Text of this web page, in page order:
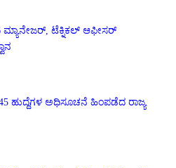
ಮ್ಯಾನೇಜರ್, ಟೆಕ್ನಿಕಲ್ ಆಫೀಸರ್
ಹುದ್ದೆಗಳ ಅಧಿಸೂಚನೆ ಹಿಂಪಡೆದ ರಾಜ್ಯ